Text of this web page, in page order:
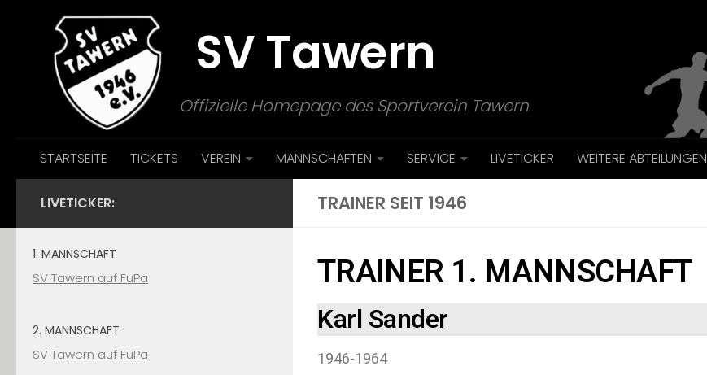
Zum Inhalt springen SV Tawern
Offizielle Homepage des Sportverein Tawern
STARTSEITE TICKETS VEREIN MANNSCHAFTEN SERVICE LIVETICKER WEITERE ABTEILUNGEN
TRAINER SEIT 1946
TRAINER 1. MANNSCHAFT
Karl Sander
1946-1964
LIVETICKER:
1. MANNSCHAFT
SV Tawern auf FuPa
2. MANNSCHAFT
SV Tawern auf FuPa